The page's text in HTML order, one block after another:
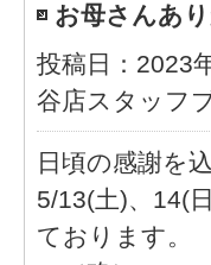
お母さんあ
投稿日：2023
谷店スタッフ
日頃の感謝を
5/13(土)、14(
ております。